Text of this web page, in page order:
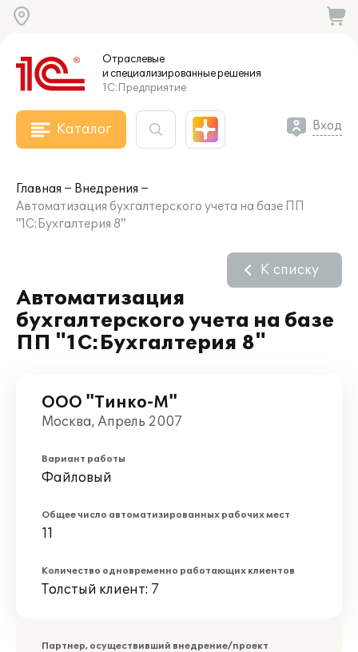
Отраслевые
и специализированныерешения
1С:Предприятие
Каталог Вход
Главная
Внедрения
Автоматизация бухгалтерского учета на базе ПП
"1С:Бухгалтерия 8"
Автоматизация
бухгалтерского учета на базе
ПП "1С:Бухгалтерия 8"
К списку
ООО "Тинко-М"
Москва, Апрель 2007
Вариант работы
Файловый
Общее число автоматизированных рабочих мест
11
Количество одновременно работающих клиентов
Толстый клиент: 7
Партнер, осуществивший внедрение/проект